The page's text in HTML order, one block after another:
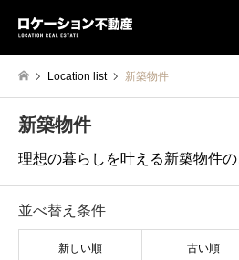
Location list 新築物件
新築物件
理想の暮らしを叶える新築物件
並べ替え条件
新しい順 古い順